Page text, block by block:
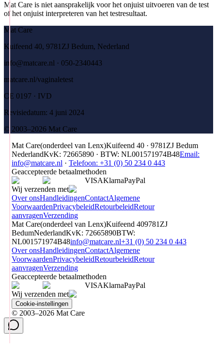
Mat Care is niet aansprakelijk voor het onjuist uitvoeren van de test
of het onjuist interpreteren van het testresultaat.
Mat Care
Kuifeend 40, 9781ZJ Bedum, Nederland
info@matcare.nl · 050-2340443
matcare.nl/vaginaletest
CE 0197 · IVD
Revisiedatum: 4 juni 2024
© 2003–2026 Mat Care
Mat Care(onderdeel van Lenx)Kuifeend 40 · 9781ZJ Bedum
NederlandKvK: 72665890 · BTW: NL001571974B48Email:
info@matcare.nl · Telefoon: +31 (0) 50 234 0 443
Geaccepteerde betaalmethoden
VISAKlarnaPayPal
Wij verzenden met
Over onsHandleidingenContactAlgemene
VoorwaardenPrivacybeleidRetourbeleidRetour
aanvragenVerzending
Mat Care(onderdeel van Lenx)Kuifeend 409781ZJ
BedumNederlandKvK: 72665890BTW:
NL001571974B48info@matcare.nl+31 (0) 50 234 0 443
Over onsHandleidingenContactAlgemene
VoorwaardenPrivacybeleidRetourbeleidRetour
aanvragenVerzending
Geaccepteerde betaalmethoden
VISAKlarnaPayPal
Wij verzenden met
Cookie-instellingen
© 2003–2026 Mat Care